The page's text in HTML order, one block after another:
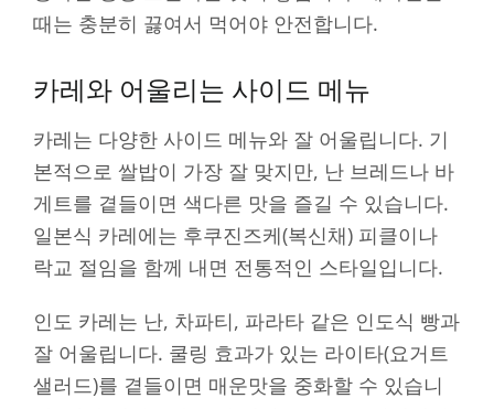
때는 충분히 끓여서 먹어야 안전합니다.
카레와 어울리는 사이드 메뉴
카레는 다양한 사이드 메뉴와 잘 어울립니다. 기
본적으로 쌀밥이 가장 잘 맞지만, 난 브레드나 바
게트를 곁들이면 색다른 맛을 즐길 수 있습니다.
일본식 카레에는 후쿠진즈케(복신채) 피클이나
락교 절임을 함께 내면 전통적인 스타일입니다.
인도 카레는 난, 차파티, 파라타 같은 인도식 빵과
잘 어울립니다. 쿨링 효과가 있는 라이타(요거트
샐러드)를 곁들이면 매운맛을 중화할 수 있습니